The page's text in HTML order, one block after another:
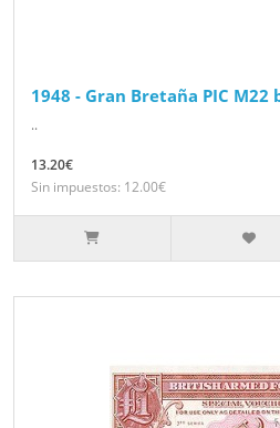
1948 - Gran Bretaña PIC
..
13.20€
Sin impuestos: 12.00€